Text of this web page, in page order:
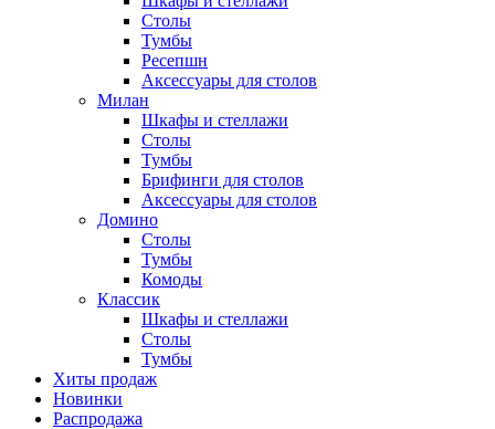
Столы
Тумбы
Ресепшн
Аксессуары для столов
Милан
Шкафы и стеллажи
Столы
Тумбы
Брифинги для столов
Аксессуары для столов
Домино
Столы
Тумбы
Комоды
Классик
Шкафы и стеллажи
Столы
Тумбы
Хиты продаж
Новинки
Распродажа